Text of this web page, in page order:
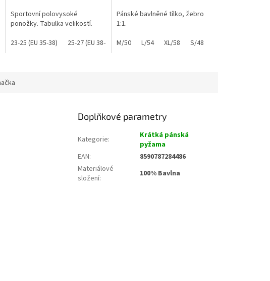
Sportovní polovysoké
ponožky. Tabulka velikostí.
23-25 (EU 35-38)
25-27 (EU 38-41) 26-28 (EU 39-42) 29-31 (EU 43-47)
Pánské bavlněné tílko, žebro
1:1.
M/50
L/54 XL/58 S/48
Doplňkové parametry
Kategorie:
Krátká pánská
pyžama
EAN:
8590787284486
Materiálové
složení: 100% Bavlna